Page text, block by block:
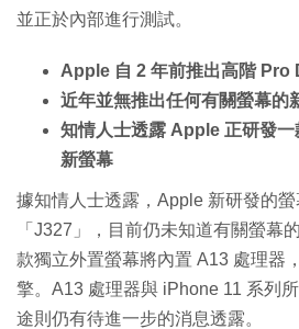
並正於內部進行測試。
Apple 自 2 年前推出高階 Pro
近年並無推出任何有關螢幕的
知情人士透露 Apple 正研發
新螢幕
據知情人士透露，Apple 新研發的
「J327」，目前仍未知道有關螢幕
款獨立外置螢幕將內置 A13 處理器
擎。A13 處理器與 iPhone 11 系列
途則仍有待進一步的消息透露。